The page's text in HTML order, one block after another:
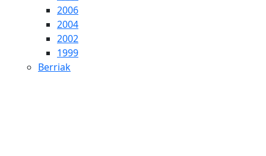
2006
2004
2002
1999
Berriak